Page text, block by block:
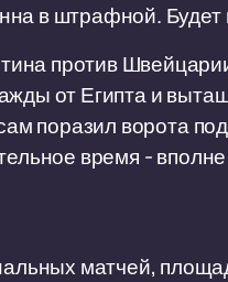
в штрафной. Будет
против
от Египта и
поразил ворота
время -
матчей,